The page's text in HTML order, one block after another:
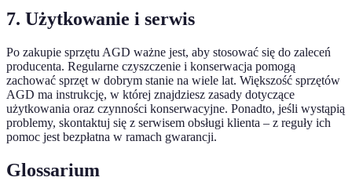
7. Użytkowanie i serwis
Po zakupie sprzętu AGD ważne jest, aby stosować się do zaleceń
producenta. Regularne czyszczenie i konserwacja pomogą
zachować sprzęt w dobrym stanie na wiele lat. Większość sprzętów
AGD ma instrukcję, w której znajdziesz zasady dotyczące
użytkowania oraz czynności konserwacyjne. Ponadto, jeśli wystąpią
problemy, skontaktuj się z serwisem obsługi klienta – z reguły ich
pomoc jest bezpłatna w ramach gwarancji.
Glossarium